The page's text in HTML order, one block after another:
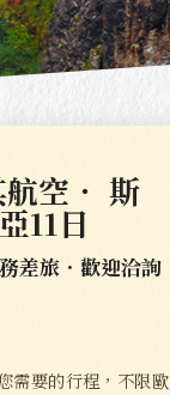
航空． 斯
11日
差旅．歡迎洽詢
需要的行程，不限歐